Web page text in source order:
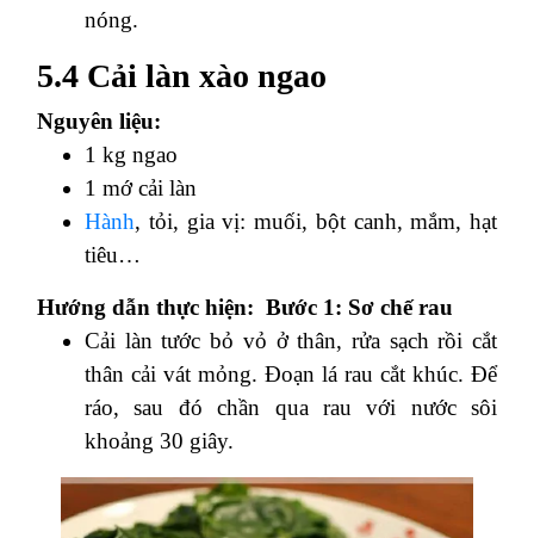
nóng.
5.4 Cải làn xào ngao
Nguyên liệu:
1 kg ngao
1 mớ cải làn
Hành, tỏi, gia vị: muối, bột canh, mắm, hạt
tiêu…
Hướng dẫn thực hiện: Bước 1: Sơ chế rau
Cải làn tước bỏ vỏ ở thân, rửa sạch rồi cắt
thân cải vát mỏng. Đoạn lá rau cắt khúc. Để
ráo, sau đó chần qua rau với nước sôi
khoảng 30 giây.